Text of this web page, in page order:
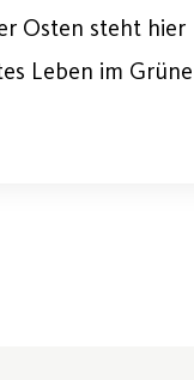
Osten steht hier
Leben im